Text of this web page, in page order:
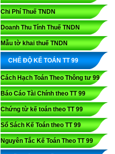
Chi Phí Thuế TNDN
Doanh Thu Tính Thuế TNDN
Mẫu tờ khai thuế TNDN
CHẾ ĐỘ KẾ TOÁN TT 99
Cách Hạch Toán Theo Thông tư 99
Báo Cáo Tài Chính theo TT 99
Chứng từ kế toán theo TT 99
Sổ Sách Kế Toán theo TT 99
Nguyên Tắc Kế Toán Theo TT 99